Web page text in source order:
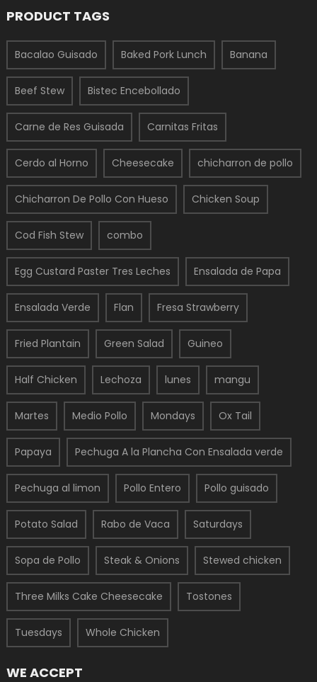
PRODUCT TAGS
Bacalao Guisado Baked Pork Lunch Banana
Beef Stew Bistec Encebollado
Carne de Res Guisada Carnitas Fritas
Cerdo al Horno Cheesecake chicharron de pollo
Chicharron De Pollo Con Hueso Chicken Soup
Cod Fish Stew combo
Egg Custard Paster Tres Leches Ensalada de Papa
Ensalada Verde Flan Fresa Strawberry
Fried Plantain Green Salad Guineo
Half Chicken Lechoza lunes mangu
Martes Medio Pollo Mondays Ox Tail
Papaya Pechuga A la Plancha Con Ensalada verde
Pechuga al limon Pollo Entero Pollo guisado
Potato Salad Rabo de Vaca Saturdays
Sopa de Pollo Steak & Onions Stewed chicken
Three Milks Cake Cheesecake Tostones
Tuesdays Whole Chicken
WE ACCEPT